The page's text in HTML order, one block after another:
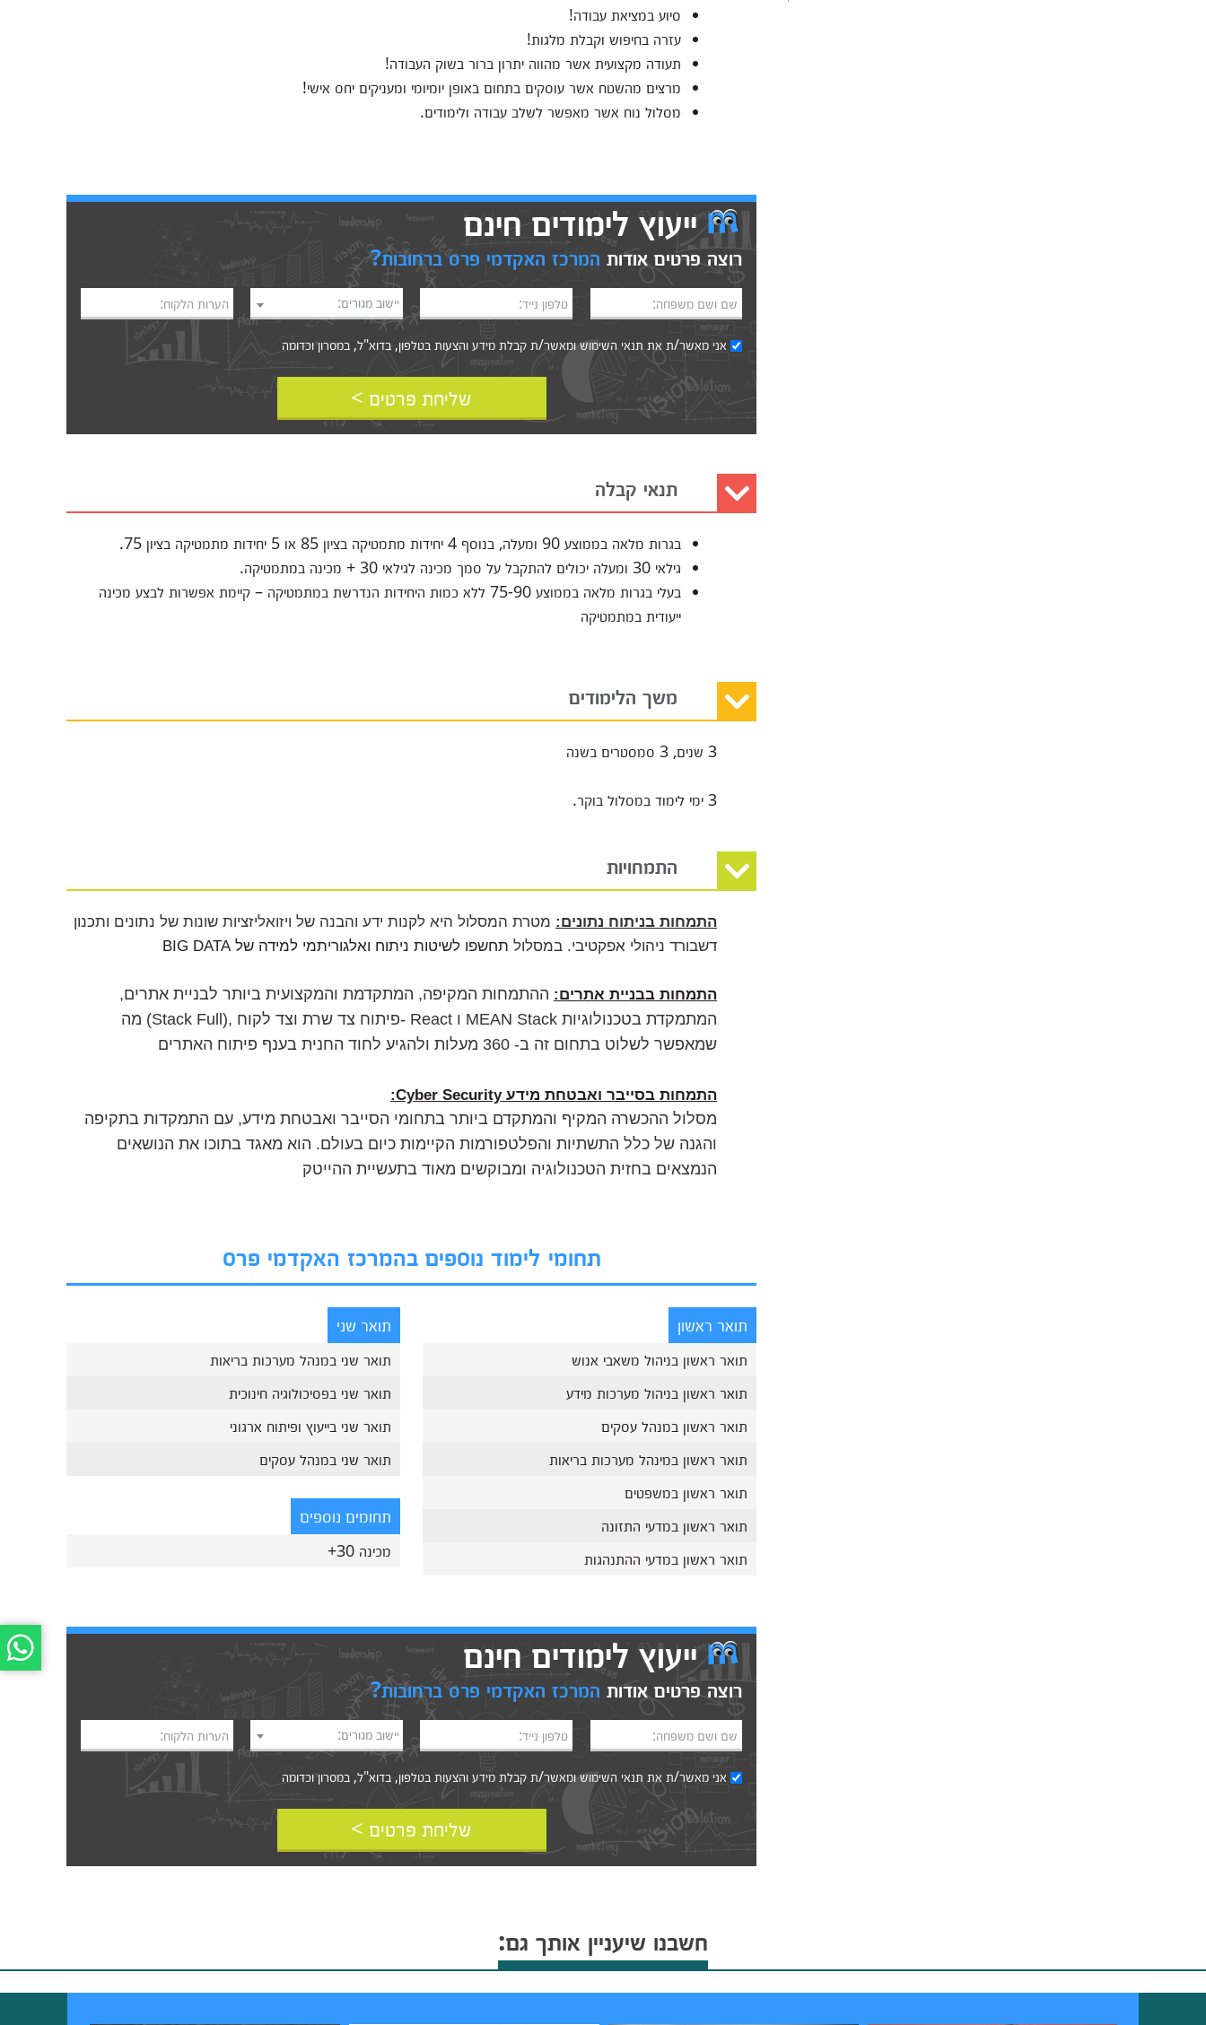
סיוע במציאת עבודה!
עזרה בחיפוש וקבלת מלגות!
תעודה מקצועית אשר מהווה יתרון ברור בשוק העבודה!
מרצים מהשטח אשר עוסקים בתחום באופן יומיומי ומעניקים יחס אישי!
מסלול נוח אשר מאפשר לשלב עבודה ולימודים.
ייעוץ לימודים חינם
רוצה פרטים אודות המרכז האקדמי פרס ברחובות?
שם ושם משפחה: טלפון נייד: יישוב מגורים: הערות הלקוח:
אני מאשר/ת את תנאי השימושומאשר/ת קבלת מידע והצעות בטלפון, בדוא"ל, במסרון וכדומה‎‎
שליחת פרטים >
תנאי קבלה
בגרות מלאה בממוצע 90 ומעלה, בנוסף 4 יחידות מתמטיקה בציון 85 או 5 יחידות מתמטיקה בציון 75.
גילאי 30 ומעלה יכולים להתקבל על סמך מכינה לגילאי 30 + מכינה במתמטיקה.
בעלי בגרות מלאה בממוצע 75-90 ללא כמות היחידות הנדרשת במתמטיקה – קיימת אפשרות לבצע מכינה
ייעודית במתמטיקה
משך הלימודים
3 שנים, 3 סמסטרים בשנה
3 ימי לימוד במסלול בוקר.
התמחויות
התמחות בניתוח נתונים: מטרת המסלול היא לקנות ידע והבנה של ויזואליזציות שונות של נתונים ותכנון
דשבורד ניהולי אפקטיבי. במסלול תחשפו לשיטות ניתוח ואלגוריתמי למידה של BIG DATA
התמחות בבניית אתרים: ההתמחות המקיפה, המתקדמת והמקצועית ביותר לבניית אתרים,
המתמקדת בטכנולוגיות MEAN Stack ו - Reactפיתוח צד שרת וצד לקוח (Stack Full), מה
שמאפשר לשלוט בתחום זה ב- 360 מעלות ולהגיע לחוד החנית בענף פיתוח האתרים
התמחות בסייבר ואבטחת מידע :Cyber Security
מסלול ההכשרה המקיף והמתקדם ביותר בתחומי הסייבר ואבטחת מידע, עם התמקדות בתקיפה
והגנה של כלל התשתיות והפלטפורמות הקיימות כיום בעולם. הוא מאגד בתוכו את הנושאים
הנמצאים בחזית הטכנולוגיה ומבוקשים מאוד בתעשיית ההייטק
תחומי לימוד נוספים בהמרכז האקדמי פרס
תואר ראשון
תואר ראשון בניהול משאבי אנוש
תואר ראשון בניהול מערכות מידע
תואר ראשון במנהל עסקים
תואר ראשון במינהל מערכות בריאות
תואר ראשון במשפטים
תואר ראשון במדעי התזונה
תואר ראשון במדעי ההתנהגות
תואר שני
תואר שני במנהל מערכות בריאות
תואר שני בפסיכולוגיה חינוכית
תואר שני בייעוץ ופיתוח ארגוני
תואר שני במנהל עסקים
תחומים נוספים
מכינה 30+
ייעוץ לימודים חינם
רוצה פרטים אודות המרכז האקדמי פרס ברחובות?
שם ושם משפחה: טלפון נייד: יישוב מגורים: הערות הלקוח:
אני מאשר/ת את תנאי השימושומאשר/ת קבלת מידע והצעות בטלפון, בדוא"ל, במסרון וכדומה‎‎
שליחת פרטים >
חשבנו שיעניין אותך גם: